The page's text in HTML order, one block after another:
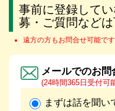
事前に登録して
募・ご質問など
遠方の方もお問合せ可能で
メールでのお問
(24時間365日受付可
まずは話を聞い